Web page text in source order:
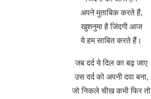
अपने मुताबिक करते हैं,
खुशनुमा है जिंदगी आज
ये हम साबित करते हैं।
जब दर्द ये दिल का बढ़ जाए
उस दर्द को अपनी दवा बना,
जो निकले चीख कभी फिर तो